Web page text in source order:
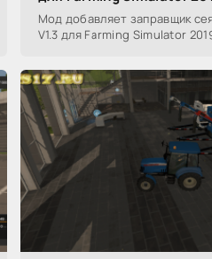
Мод добавляет заправщик
V1.3 для Farming Simulator